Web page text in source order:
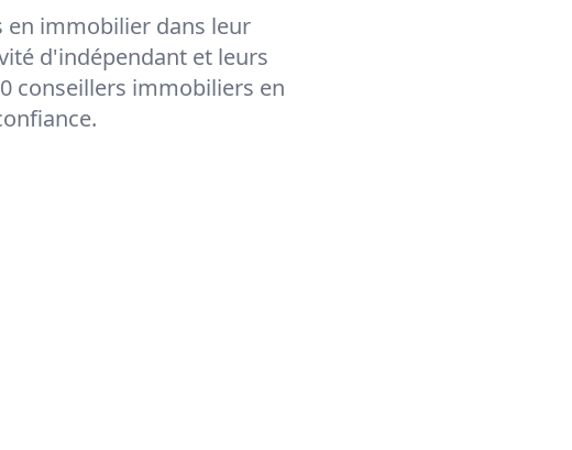
en immobilier dans leur
d'indépendant et leurs
conseillers immobiliers en